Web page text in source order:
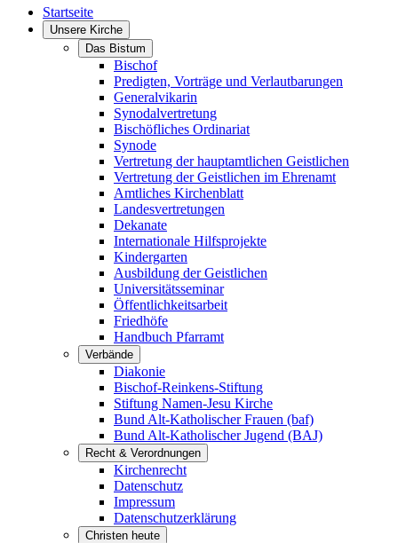
Startseite
Unsere Kirche
Das Bistum
Bischof
Predigten, Vorträge und Verlautbarungen
Generalvikarin
Synodalvertretung
Bischöfliches Ordinariat
Synode
Vertretung der hauptamtlichen Geistlichen
Vertretung der Geistlichen im Ehrenamt
Amtliches Kirchenblatt
Landesvertretungen
Dekanate
Internationale Hilfsprojekte
Kindergarten
Ausbildung der Geistlichen
Universitätsseminar
Öffentlichkeitsarbeit
Friedhöfe
Handbuch Pfarramt
Verbände
Diakonie
Bischof-Reinkens-Stiftung
Stiftung Namen-Jesu Kirche
Bund Alt-Katholischer Frauen (baf)
Bund Alt-Katholischer Jugend (BAJ)
Recht & Verordnungen
Kirchenrecht
Datenschutz
Impressum
Datenschutzerklärung
Christen heute